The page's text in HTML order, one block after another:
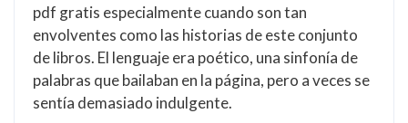
pdf gratis especialmente cuando son tan
envolventes como las historias de este conjunto
de libros. El lenguaje era poético, una sinfonía de
palabras que bailaban en la página, pero a veces se
sentía demasiado indulgente.